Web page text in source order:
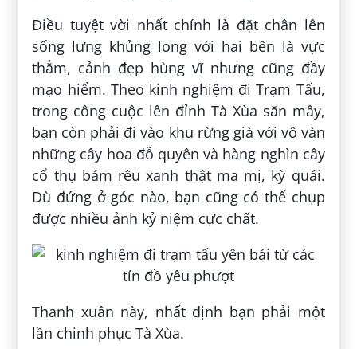
Điều tuyệt vời nhất chính là đặt chân lên
sống lưng khủng long với hai bên là vực
thẳm, cảnh đẹp hùng vĩ nhưng cũng đầy
mạo hiểm. Theo kinh nghiệm đi Trạm Tấu,
trong công cuộc lên đỉnh Tà Xùa săn mây,
bạn còn phải đi vào khu rừng già với vô vàn
những cây hoa đỗ quyên và hàng nghìn cây
cổ thụ bám rêu xanh thật ma mị, kỳ quái.
Dù đứng ở góc nào, bạn cũng có thể chụp
được nhiều ảnh kỷ niệm cực chất.
Thanh xuân này, nhất định bạn phải một
lần chinh phục Tà Xùa.